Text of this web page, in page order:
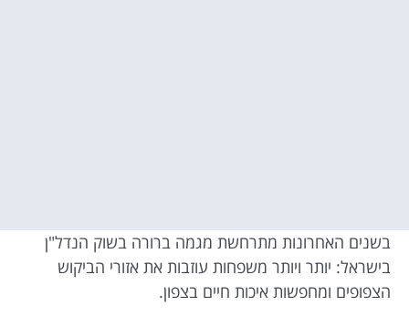
בשנים האחרונות מתרחשת מגמה ברורה בשוק הנדל"ן
בישראל: יותר ויותר משפחות עוזבות את אזורי הביקוש
הצפופים ומחפשות איכות חיים בצפון.